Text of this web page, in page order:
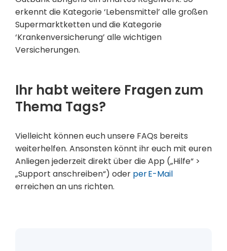
erkennt die Kategorie ‘Lebensmittel’ alle großen
Supermarktketten und die Kategorie
‘Krankenversicherung’ alle wichtigen
Versicherungen.
Ihr habt weitere Fragen zum
Thema Tags?
Vielleicht können euch unsere FAQs bereits
weiterhelfen. Ansonsten könnt ihr euch mit euren
Anliegen jederzeit direkt über die App („Hilfe“ >
„Support anschreiben“) oder per E-Mail
erreichen an uns richten.